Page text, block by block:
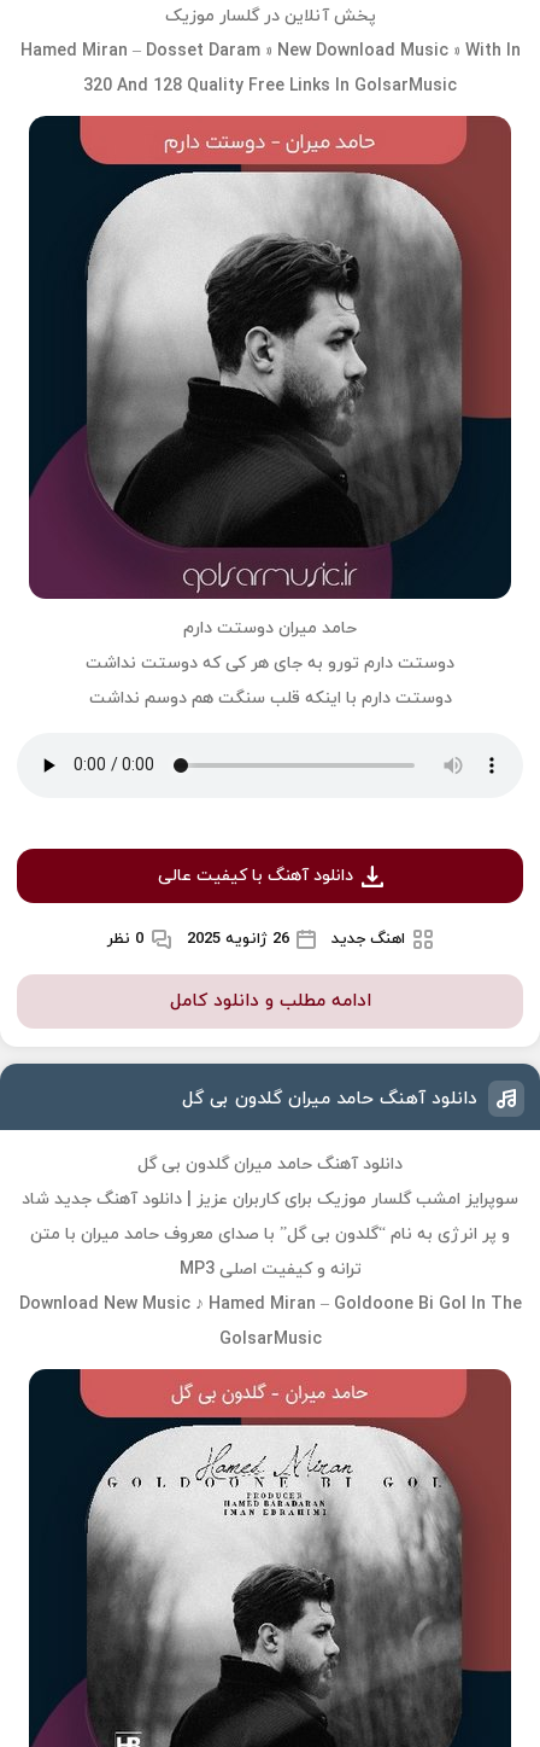
پخش آنلاین در گلسار موزیک
Hamed Miran – Dosset Daram » New Download Music » With In
320 And 128 Quality Free Links In GolsarMusic
حامد میران دوستت دارم
دوستت دارم تورو به جای هر کی که دوستت نداشت
دوستت دارم با اینکه قلب سنگت هم دوسم نداشت
دانلود آهنگ با کیفیت عالی
اهنگ جدید 26 ژانویه 2025 0 نظر
ادامه مطلب و دانلود کامل
دانلود آهنگ حامد میران گلدون بی گل
دانلود آهنگ حامد میران گلدون بی گل
سوپرایز امشب گلسار موزیک برای کاربران عزیز | دانلود آهنگ جدید شاد
و پر انرژی به نام “گلدون بی گل” با صدای معروف حامد میران با متن
ترانه و کیفیت اصلی MP3
Download New Music ♪ Hamed Miran – Goldoone Bi Gol In The
GolsarMusic